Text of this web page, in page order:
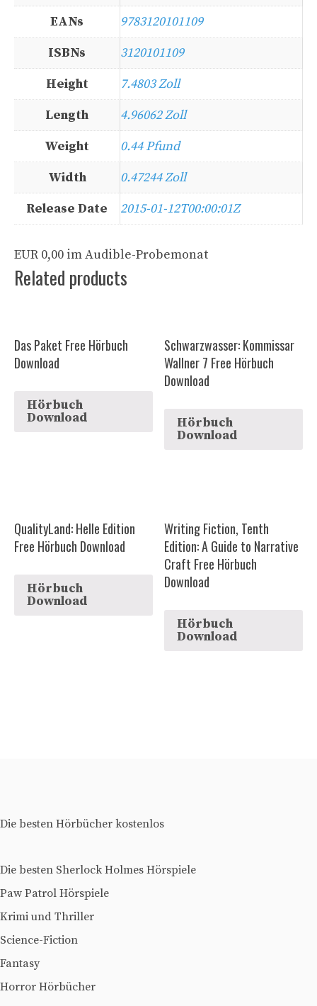
EANs
9783120101109
ISBNs
3120101109
Height
7.4803 Zoll
Length
4.96062 Zoll
Weight
0.44 Pfund
Width
0.47244 Zoll
Release Date
2015-01-12T00:00:01Z
EUR 0,00 im Audible-Probemonat
Related products
Das Paket Free Hörbuch
Download
Hörbuch
Download
Schwarzwasser: Kommissar
Wallner 7 Free Hörbuch
Download
Hörbuch
Download
QualityLand: Helle Edition
Free Hörbuch Download
Hörbuch
Download
Writing Fiction, Tenth
Edition: A Guide to Narrative
Craft Free Hörbuch
Download
Hörbuch
Download
Die besten Hörbücher kostenlos
Die besten Sherlock Holmes Hörspiele
Paw Patrol Hörspiele
Krimi und Thriller
Science-Fiction
Fantasy
Horror Hörbücher